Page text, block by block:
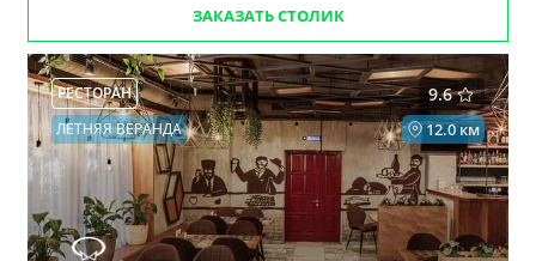
ЗАКАЗАТЬ СТОЛИК
9.6
РЕСТОРАН
12.0 км
ЛЕТНЯЯ ВЕРАНДА